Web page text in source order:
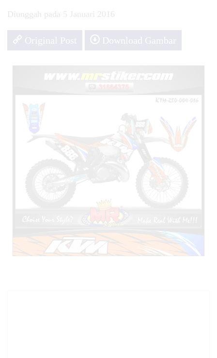
Diunggah pada 5 Januari 2016
Original Post Download Gambar